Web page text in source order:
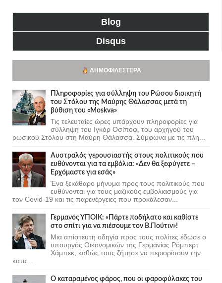
Blog
Disqus
ΔΗΜΟΦΙΛΈΣΤΕΡΑ
Πληροφορίες για σύλληψη του Ρώσου διοικητή
του Στόλου της Mαύρης Θάλασσας μετά τη
βύθιση του «Moskva»
Τις τελευταίες ώρες υπάρχουν πληροφορίες για
σύλληψη του Ιγκόρ Οσίποφ, του αρχηγού του
ρωσικού Στόλου στη Μαύρη Θάλασσα. Σύμφωνα με τις πλη...
Αυστραλός γερουσιαστής στους πολιτικούς που
ευθύνονται για τα εμβόλια: «Δεν θα ξεφύγετε –
Ερχόμαστε για εσάς»
Ένα ξεκάθαρο μήνυμα προς τους πολιτικούς που
ευθύνονται για τους μαζικούς εμβολιασμούς για
τον Covid-19 και τις παρενέργειες που προκάλεσαν...
Γερμανός ΥΠΟΙΚ: «Πάρτε ποδήλατο και καθίστε
στο σπίτι για να πιέσουμε τον Β.Πούτιν»!
Μια απίστευτη οδηγία προς τους πολίτες έδωσε ο
υπουργός Οικονομικών της Γερμανίας Ρόμπερτ
Χάμπεκ, καθώς τους ζήτησε να περιορίσουν την
κατα...
Ο καταραμένος φάρος, που οι φαροφύλακες του